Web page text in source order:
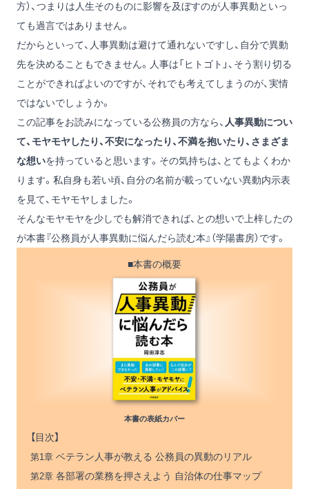
方）、つまりは人生そのものに影響を及ぼすのが人事異動といっ
ても過言ではありません。
だからといって、人事異動は避けて通れないですし、自分で異動
先を決めることもできません。人事は「ヒトゴト」、そう割り切る
ことができればよいのですが、それでも考えてしまうのが、実情
ではないでしょうか。
この記事をお読みになっている公務員の方なら、 人事異動につい
て、モヤモヤしたり、不安になったり、不満を抱いたり、さまざま
な想いを持っていると思います。その気持ちは、とてもよくわか
ります。私自身も若い頃、自分の名前が載っていない異動内示表
を見て、モヤモヤしました。
そんなモヤモヤを少しでも解消できれば、との想いで上梓したの
が本書『公務員が人事異動に悩んだら読む本』 （学陽書房）です。
■本書の概要
本書の表紙カバー
【目次】
第1章 ベテラン人事が教える 公務員の異動のリアル
第2章 各部署の業務を押さえよう 自治体の仕事マップ